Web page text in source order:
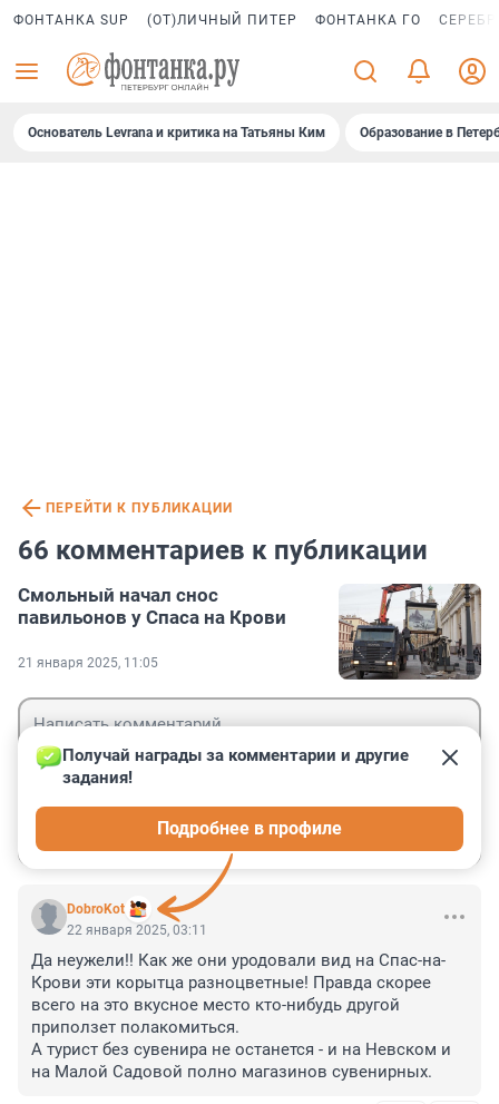
ФОНТАНКА SUP (ОТ)ЛИЧНЫЙ ПИТЕР ФОНТАНКА ГО
Основатель Levrana и критика на Татьяны Ким Образование в
ПЕРЕЙТИ К ПУБЛИКАЦИИ
66 комментариев к публикации
Смольный начал снос
павильонов у Спаса на Крови
21 января 2025, 11:05
DobroKot
Получай награды за комментарии и другие
задания!
Подробнее в профиле
22 января 2025, 03:11
Да неужели!! Как же они уродовали вид на Спас-на-
Крови эти корытца разноцветные! Правда скорее
всего на это вкусное место кто-нибудь другой
приползет полакомиться.
А турист без сувенира не останется - и на Невском и
на Малой Садовой полно магазинов сувенирных.